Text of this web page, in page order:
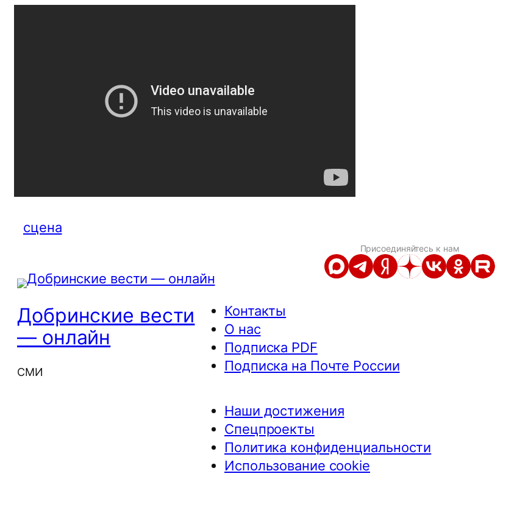
сцена
Присоединяйтесь к нам
Добринские вести
— онлайн
СМИ
Контакты
О нас
Подписка PDF
Подписка на Почте России
Наши достижения
Спецпроекты
Политика конфиденциальности
Использование cookie